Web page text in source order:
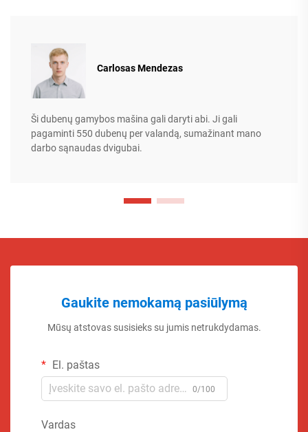
Carlosas Mendezas
Ši dubenų gamybos mašina gali daryti abi. Ji gali
pagaminti 550 dubenų per valandą, sumažinant mano
darbo sąnaudas dvigubai.
Gaukite nemokamą pasiūlymą
Mūsų atstovas susisieks su jumis netrukdydamas.
El. paštas
0/100
Vardas